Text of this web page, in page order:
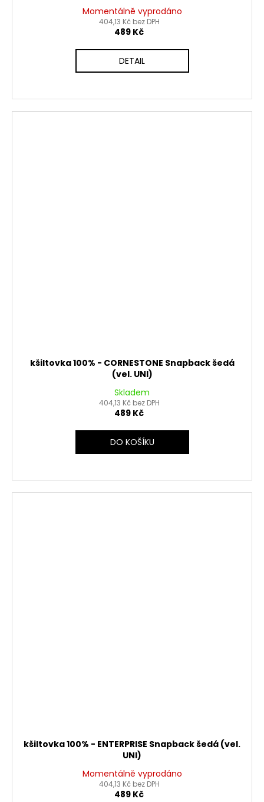
Momentálně vyprodáno
404,13 Kč bez DPH
489 Kč
DETAIL
kšiltovka 100% - CORNESTONE Snapback šedá
(vel. UNI)
Skladem
404,13 Kč bez DPH
489 Kč
DO KOŠÍKU
kšiltovka 100% - ENTERPRISE Snapback šedá (vel.
UNI)
Momentálně vyprodáno
404,13 Kč bez DPH
489 Kč